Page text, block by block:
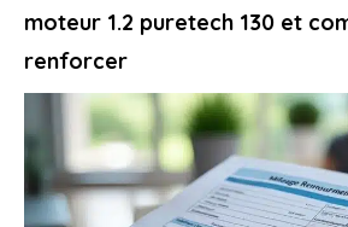
moteur 1.2 puretech 130 et
renforcer